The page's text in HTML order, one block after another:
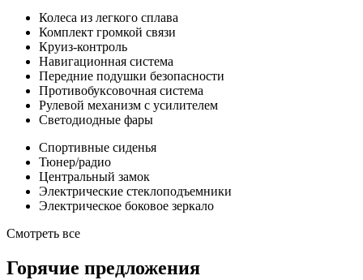
Колеса из легкого сплава
Комплект громкой связи
Круиз-контроль
Навигационная система
Передние подушки безопасности
Противобуксовочная система
Рулевой механизм с усилителем
Светодиодные фары
Спортивные сиденья
Тюнер/радио
Центральный замок
Электрические стеклоподъемники
Электрическое боковое зеркало
Смотреть все
Горячие предложения